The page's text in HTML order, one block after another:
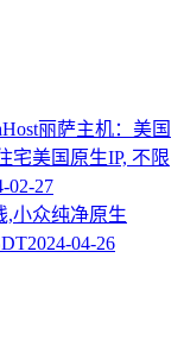
丽萨主机：美国
宅美国原生IP, 不限
02-27
,小众纯净原生
2024-04-26